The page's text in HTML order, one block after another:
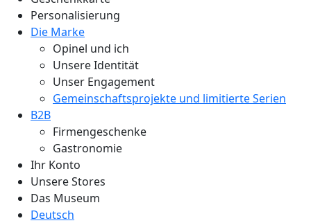
Personalisierung
Die Marke
Opinel und ich
Unsere Identität
Unser Engagement
Gemeinschaftsprojekte und limitierte Serien
B2B
Firmengeschenke
Gastronomie
Ihr Konto
Unsere Stores
Das Museum
Deutsch